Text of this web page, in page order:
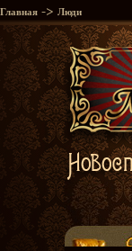
Главная -> Люди